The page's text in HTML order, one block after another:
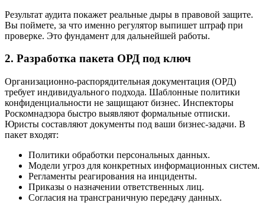
Результат аудита покажет реальные дыры в правовой защите.
Вы поймете, за что именно регулятор выпишет штраф при
проверке. Это фундамент для дальнейшей работы.
2. Разработка пакета ОРД под ключ
Организационно-распорядительная документация (ОРД)
требует индивидуального подхода. Шаблонные политики
конфиденциальности не защищают бизнес. Инспекторы
Роскомнадзора быстро выявляют формальные отписки.
Юристы составляют документы под ваши бизнес-задачи. В
пакет входят:
Политики обработки персональных данных.
Модели угроз для конкретных информационных систем.
Регламенты реагирования на инциденты.
Приказы о назначении ответственных лиц.
Согласия на трансграничную передачу данных.